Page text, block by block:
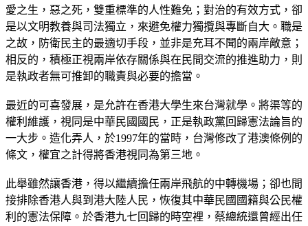
愛之生，惡之死，雙重標準的人性難免；對治的有效方式，卻
是以文明教養與司法獨立，來避免權力獨攬與專斷自大。職是
之故，防衛民主的最適切手段，並非是充耳不聞的兩岸敵意；
相反的，積極正視兩岸依存關係與在民間交流的推進助力，則
是執政者無可推卸的職責與必要的擔當。
最近的可喜發展，是允許在香港大學生來台灣就學。將渠等的
權利維護，視同是中華民國國民，正是執政黨回歸憲法論旨的
一大步。造化弄人，於1997年的當時，台灣修改了港澳條例的
條文，權宜之計得將香港視同為第三地。
此舉雖然讓香港，得以繼續擔任兩岸飛航的中轉機場；卻也間
接排除香港人與到港大陸人民，恢復其中華民國國籍與公民權
利的憲法保障。於香港九七回歸的時空裡，蔡總統還曾經出任